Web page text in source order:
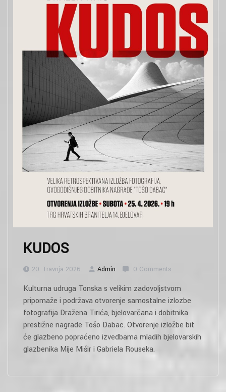
KUDOS
20. Travnja 2026. Admin 0 Comments
Kulturna udruga Tonska s velikim zadovoljstvom
pripomaže i podržava otvorenje samostalne izlozbe
fotografija Dražena Tirića, bjelovarčana i dobitnika
prestižne nagrade Tošo Dabac. Otvorenje izložbe bit
će glazbeno popraćeno izvedbama mladih bjelovarskih
glazbenika Mije Mišir i Gabriela Rouseka.